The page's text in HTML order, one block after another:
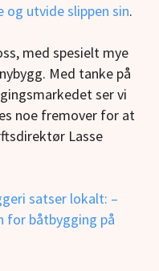
og utvide slippen sin.
med spesielt mye
Med tanke på
ser vi
noe fremover for at
Lasse
satser lokalt: –
for båtbygging på